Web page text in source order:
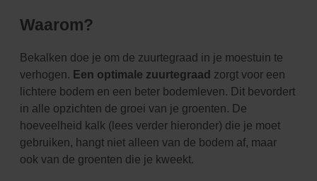
Waarom?
Bekalken doe je om de zuurtegraad in je moestuin te
verhogen. Een optimale zuurtegraad zorgt voor een
lichtere bodem en een beter bodemleven. Dit bevordert
in alle opzichten de groei van je groenten. De
hoeveelheid kalk (lees verder hieronder) die je moet
gebruiken, hangt niet alleen van de bodem af, maar
ook van de groenten die je kweekt.